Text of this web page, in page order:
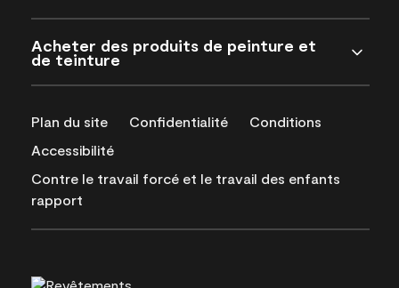
Acheter des produits de peinture et
de teinture
Plan du site Confidentialité
Conditions
Accessibilité
Contre le travail forcé et le travail des enfants
rapport